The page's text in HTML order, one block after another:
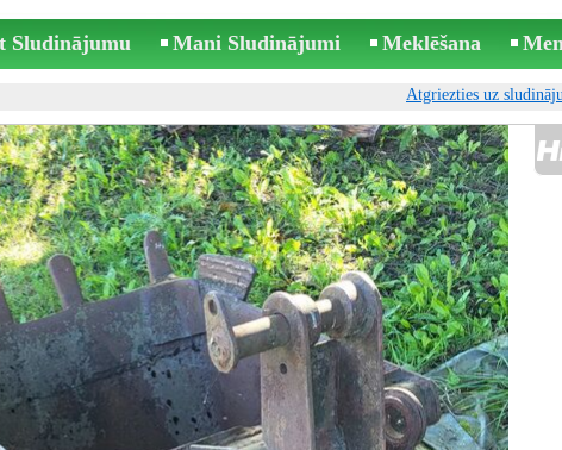
Sludinājumu Mani Sludinājumi Meklēšana
Atgriezties uz